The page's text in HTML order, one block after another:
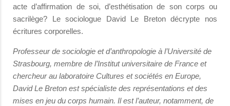
acte d’affirmation de soi, d’esthétisation de son corps ou
sacrilège? Le sociologue David Le Breton décrypte nos
écritures corporelles.
Professeur de sociologie et d’anthropologie à l’Université de
Strasbourg, membre de l’Institut universitaire de France et
chercheur au laboratoire Cultures et sociétés en Europe,
David Le Breton est spécialiste des représentations et des
mises en jeu du corps humain. Il est l’auteur, notamment, de